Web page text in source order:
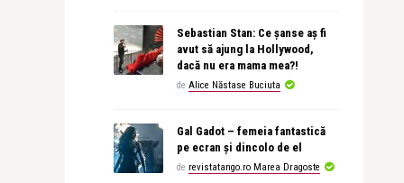
Sebastian Stan: Ce șanse aș fi
avut să ajung la Hollywood,
dacă nu era mama mea?!
de Alice Năstase Buciuta
Gal Gadot – femeia fantastică
pe ecran și dincolo de el
de revistatango.ro Marea Dragoste